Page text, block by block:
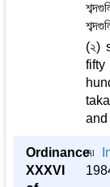
(২)
and
Ordinance
XXXVI
৭৷